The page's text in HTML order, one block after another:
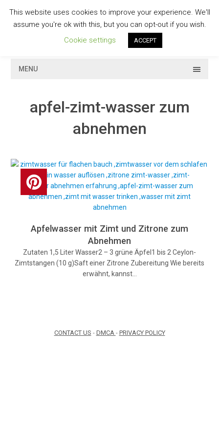
contentGESCHMACKVOLL
MENU
apfel-zimt-wasser zum
abnehmen
Apfelwasser mit Zimt und Zitrone zum
Abnehmen
Zutaten 1,5 Liter Wasser2 – 3 grüne Äpfel1 bis 2 Ceylon-
Zimtstangen (10 g)Saft einer Zitrone Zubereitung Wie bereits
erwähnt, kannst…
CONTACT US - DMCA - PRIVACY POLICY
This website uses cookies to improve your experience. We'll
assume you're ok with this, but you can opt-out if you wish.
Cookie settings
ACCEPT